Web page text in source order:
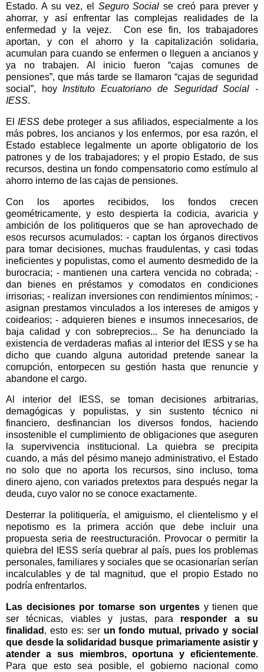
Estado. A su vez, el Seguro Social se creó para prever y
ahorrar, y así enfrentar las complejas realidades de la
enfermedad y la vejez.
Con ese fin, los trabajadores
aportan, y con el ahorro y la capitalización solidaria,
acumulan para cuando se enfermen o lleguen a ancianos y
ya no trabajen. Al inicio fueron “cajas comunes de
pensiones”, que más tarde se llamaron “cajas de seguridad
social”, hoyInstituto Ecuatoriano de Seguridad Social -
IESS.
ElIESS debe proteger a sus afiliados, especialmente a los
más pobres, los ancianos y los enfermos, por esa razón, el
Estado establece legalmente un aporte obligatorio de los
patrones y de los trabajadores; y el propio Estado, de sus
recursos, destina un fondo compensatorio como estímulo al
ahorro interno de las cajas de pensiones.
Con los aportes recibidos, los fondos crecen
geométricamente, y esto despierta la codicia, avaricia y
ambición de los politiqueros que se han aprovechado de
esos recursos acumulados: - captan los órganos directivos
para tomar decisiones, muchas fraudulentas, y casi todas
ineficientes y populistas, como el aumento desmedido de la
burocracia; - mantienen una cartera vencida no cobrada; -
dan bienes en préstamos y comodatos en condiciones
irrisorias; - realizan inversiones con rendimientos mínimos; -
asignan prestamos vinculados a los intereses de amigos y
coidearios; - adquieren bienes e insumos innecesarios, de
baja calidad y con sobreprecios... Se ha denunciado la
existencia de verdaderas mafias al interior del IESS y se ha
dicho que cuando alguna autoridad pretende sanear la
corrupción, entorpecen su gestión hasta que renuncie y
abandone el cargo.
Al interior del IESS, se toman decisiones arbitrarias,
demagógicas y populistas, y sin sustento técnico ni
financiero, desfinancian los diversos fondos, haciendo
insostenible el cumplimiento de obligaciones que aseguren
la supervivencia institucional. La quiebra se precipita
cuando, a más del pésimo manejo administrativo, el Estado
no solo que no aporta los recursos, sino incluso, toma
dinero ajeno, con variados pretextos para después negar la
deuda, cuyo valor no se conoce exactamente.
Desterrar la politiquería, el amiguismo, el clientelismo y el
nepotismo es la primera acción que debe incluir una
propuesta seria de reestructuración. Provocar o permitir la
quiebra del IESS sería quebrar al país, pues los problemas
personales, familiares y sociales que se ocasionarían serían
incalculables y de tal magnitud, que el propio Estado no
podría enfrentarlos.
Las decisiones por tomarse son urgentes y tienen que
ser técnicas, viables y justas, para responder a su
finalidad , esto es: ser un fondo mutual, privado y social
que desde la solidaridad busque primariamente asistir y
atender a sus miembros, oportuna y eficientemente.
Para que esto sea posible, el gobierno nacional como